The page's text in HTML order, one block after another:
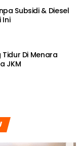
Subsidi & Diesel
Ini
Di Menara
JKM